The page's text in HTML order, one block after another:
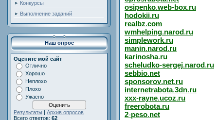
Конкурсы
Выполнение заданий
Наш опрос
Оцените мой сайт
Отлично
Хорошо
Неплохо
Плохо
Ужасно
Результаты | Архив опросов
Всего ответов: 62
osipenko.web-box.ru
hodokii.ru
realbz.com
wmhelping.narod.ru
simplework.ru
manin.narod.ru
karinosha.ru
scheludko-sergej.narod.ru
sebbio.net
sponsorov.net.ru
internetrabota.3dn.ru
xxx-rayne.ucoz.ru
freerobota.ru
2-peso.net